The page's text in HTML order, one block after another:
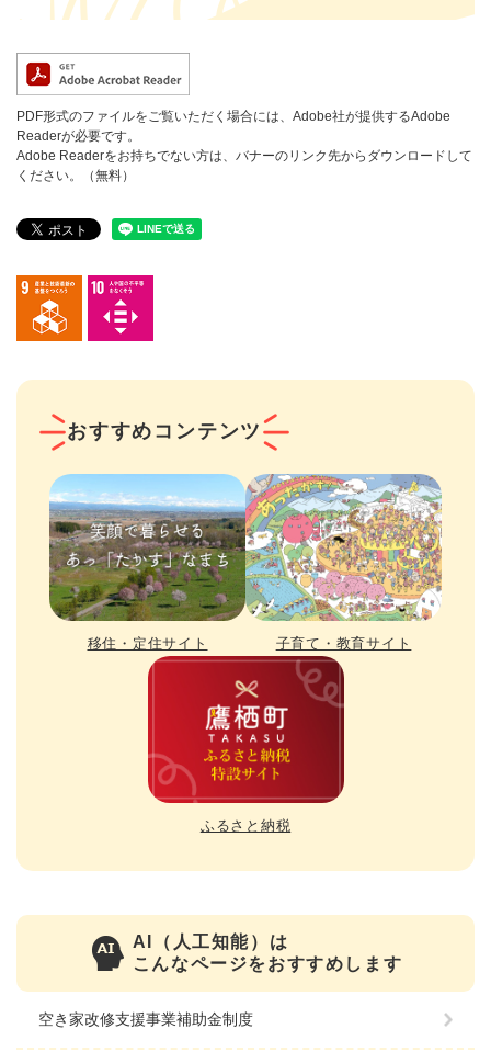
PDF形式のファイルをご覧いただく場合には、Adobe社が提供するAdobe
Readerが必要です。
Adobe Readerをお持ちでない方は、バナーのリンク先からダウンロードして
ください。（無料）
おすすめコンテンツ
移住・定住サイト 子育て・教育サイト
ふるさと納税
AI（人工知能）は
こんなページをおすすめします
空き家改修支援事業補助金制度